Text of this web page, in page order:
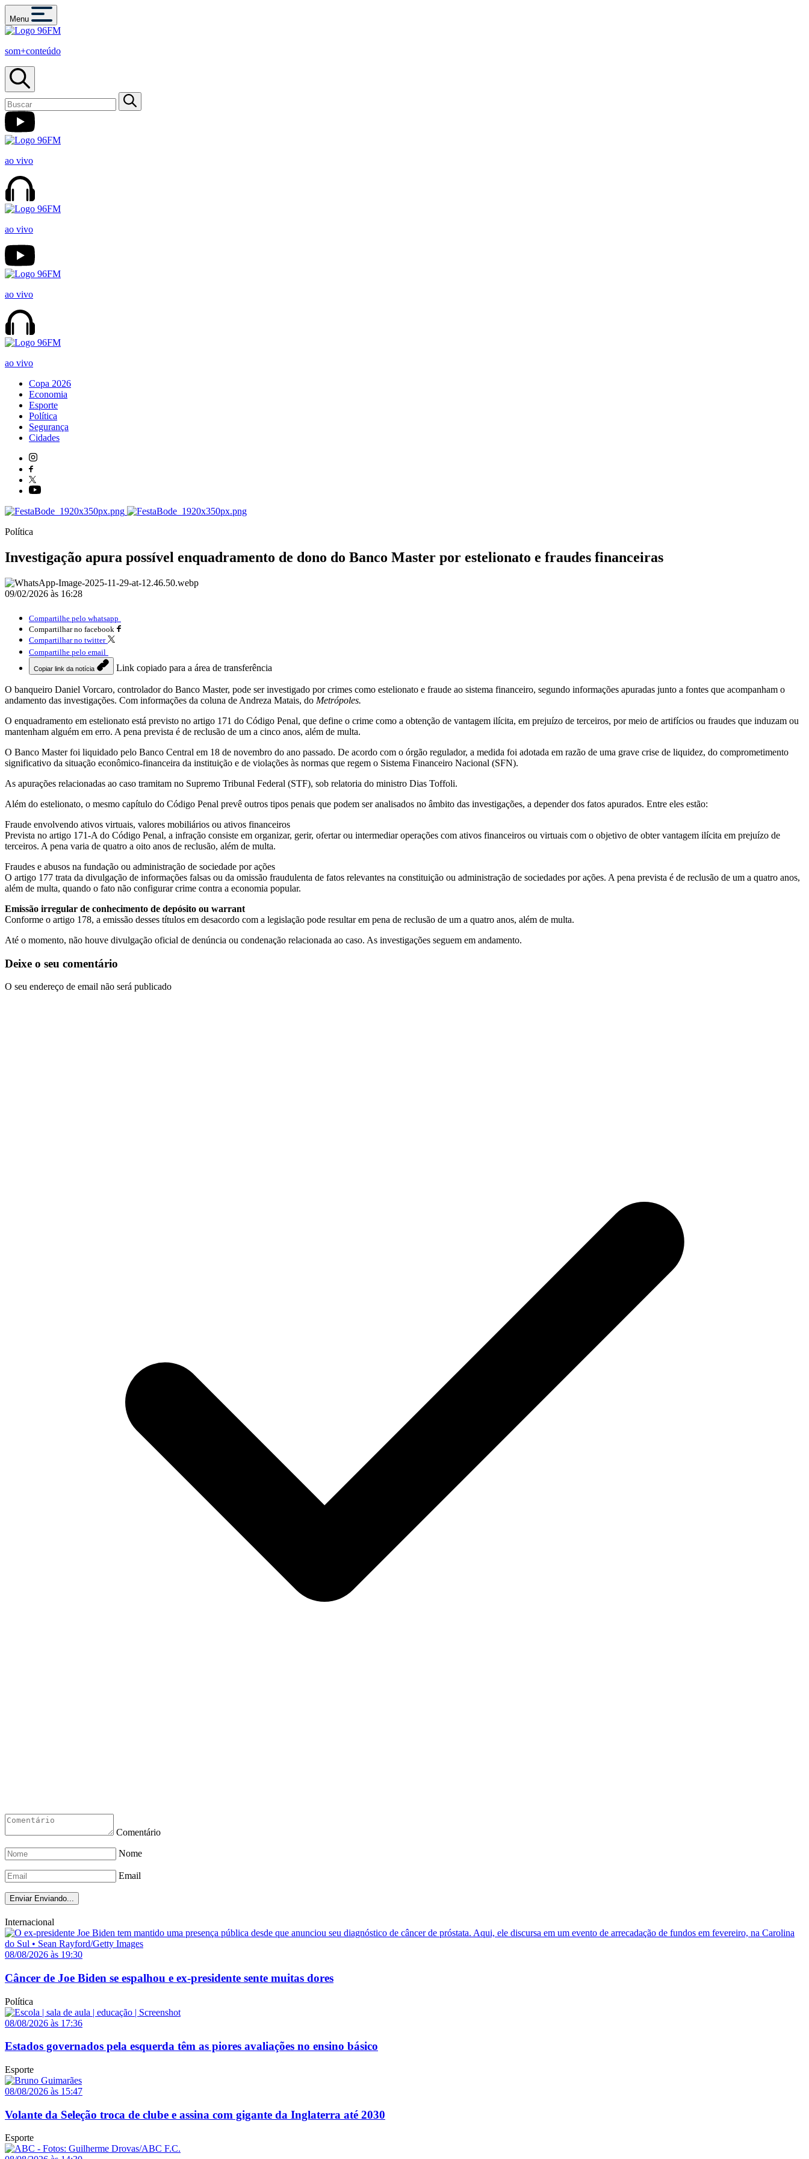
Menu
som+conteúdo
ao vivo
ao vivo
ao vivo
ao vivo
Copa 2026
Economia
Esporte
Política
Segurança
Cidades
Política
Investigação apura possível enquadramento de dono do Banco Master por estelionato e fraudes financeiras
09/02/2026 às 16:28
Compartilhe pelo whatsapp
Compartilhar no facebook
Compartilhar no twitter
Compartilhe pelo email
Copiar link da notícia Link copiado para a área de transferência
O banqueiro Daniel Vorcaro, controlador do Banco Master, pode ser investigado por crimes como estelionato e fraude ao sistema financeiro, segundo informações apuradas junto a fontes que acompanham o
andamento das investigações. Com informações da coluna de Andreza Matais, do Metrópoles.
O enquadramento em estelionato está previsto no artigo 171 do Código Penal, que define o crime como a obtenção de vantagem ilícita, em prejuízo de terceiros, por meio de artifícios ou fraudes que induzam ou
mantenham alguém em erro. A pena prevista é de reclusão de um a cinco anos, além de multa.
O Banco Master foi liquidado pelo Banco Central em 18 de novembro do ano passado. De acordo com o órgão regulador, a medida foi adotada em razão de uma grave crise de liquidez, do comprometimento
significativo da situação econômico-financeira da instituição e de violações às normas que regem o Sistema Financeiro Nacional (SFN).
As apurações relacionadas ao caso tramitam no Supremo Tribunal Federal (STF), sob relatoria do ministro Dias Toffoli.
Além do estelionato, o mesmo capítulo do Código Penal prevê outros tipos penais que podem ser analisados no âmbito das investigações, a depender dos fatos apurados. Entre eles estão:
Fraude envolvendo ativos virtuais, valores mobiliários ou ativos financeiros
Prevista no artigo 171-A do Código Penal, a infração consiste em organizar, gerir, ofertar ou intermediar operações com ativos financeiros ou virtuais com o objetivo de obter vantagem ilícita em prejuízo de
terceiros. A pena varia de quatro a oito anos de reclusão, além de multa.
Fraudes e abusos na fundação ou administração de sociedade por ações
O artigo 177 trata da divulgação de informações falsas ou da omissão fraudulenta de fatos relevantes na constituição ou administração de sociedades por ações. A pena prevista é de reclusão de um a quatro anos,
além de multa, quando o fato não configurar crime contra a economia popular.
Emissão irregular de conhecimento de depósito ou warrant
Conforme o artigo 178, a emissão desses títulos em desacordo com a legislação pode resultar em pena de reclusão de um a quatro anos, além de multa.
Até o momento, não houve divulgação oficial de denúncia ou condenação relacionada ao caso. As investigações seguem em andamento.
Deixe o seu comentário
O seu endereço de email não será publicado
Comentário
Nome
Email
Enviar Enviando...
Internacional
08/08/2026 às 19:30
Câncer de Joe Biden se espalhou e ex-presidente sente muitas dores
Política
08/08/2026 às 17:36
Estados governados pela esquerda têm as piores avaliações no ensino básico
Esporte
08/08/2026 às 15:47
Volante da Seleção troca de clube e assina com gigante da Inglaterra até 2030
Esporte